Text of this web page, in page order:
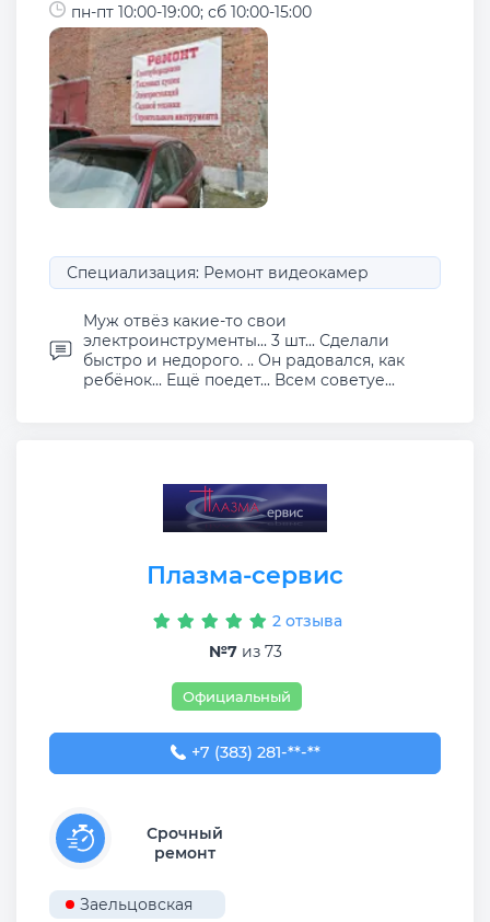
пн-пт 10:00-19:00; сб 10:00-15:00
Специализация: Ремонт видеокамер
Муж отвёз какие-то свои
электроинструменты... 3 шт... Сделали
быстро и недорого. .. Он радовался, как
ребёнок... Ещё поедет... Всем советуе...
Плазма-сервис
2 отзыва
№7из 73
Официальный
+7 (383) 281-10-50
+7 (383) 281-**-**
Срочный
ремонт
Заельцовская